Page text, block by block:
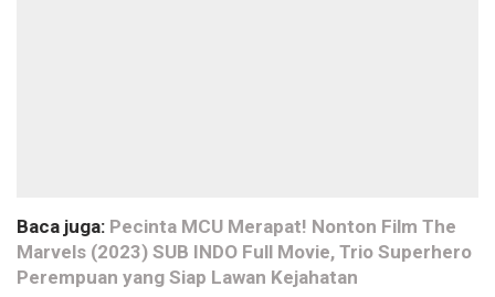
Baca juga: Pecinta MCU Merapat! Nonton Film The
Marvels (2023) SUB INDO Full Movie, Trio Superhero
Perempuan yang Siap Lawan Kejahatan